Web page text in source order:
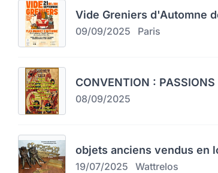
Vide Greniers d'Automne
09/09/2025 Paris
CONVENTION :
08/09/2025
objets anciens vendus en
19/07/2025 Wattrelos